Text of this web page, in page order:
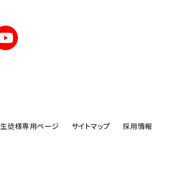
生徒様専用ページ サイトマップ 採用情報